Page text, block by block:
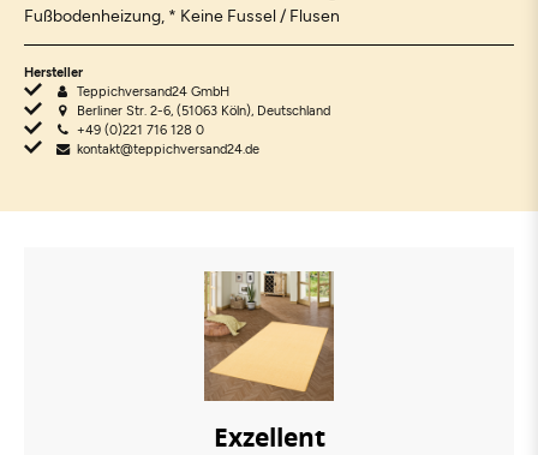
Fußbodenheizung, * Keine Fussel / Flusen
Hersteller
Teppichversand24 GmbH
Berliner Str. 2-6, (51063 Köln), Deutschland
+49 (0)221 716 128 0
kontakt@teppichversand24.de
Exzellent